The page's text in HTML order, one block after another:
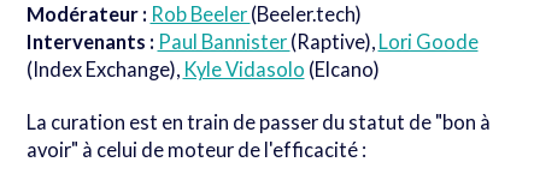
Modérateur : Rob Beeler (Beeler.tech)
Intervenants : Paul Bannister (Raptive), Lori Goode
(Index Exchange), Kyle Vidasolo (Elcano)
La curation est en train de passer du statut de "bon à
avoir" à celui de moteur de l'efficacité :